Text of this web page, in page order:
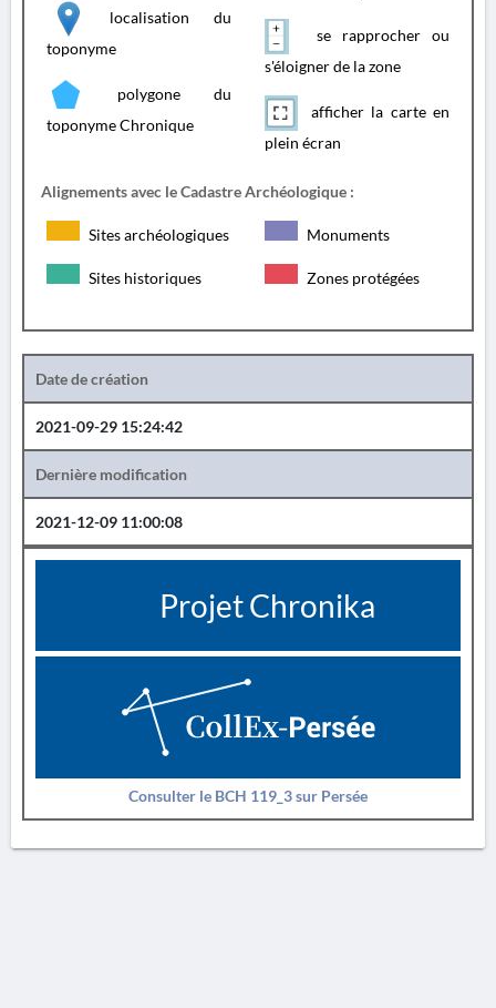
localisation du
toponyme
polygone du
toponyme Chronique
se rapprocher ou
s'éloigner de la zone
afficher la carte en
plein écran
Alignements avec le Cadastre Archéologique :
Sites archéologiques Monuments
Sites historiques Zones protégées
Date de création
2021-09-29 15:24:42
Dernière modification
2021-12-09 11:00:08
Projet Chronika
Consulter le BCH 119_3 sur Persée